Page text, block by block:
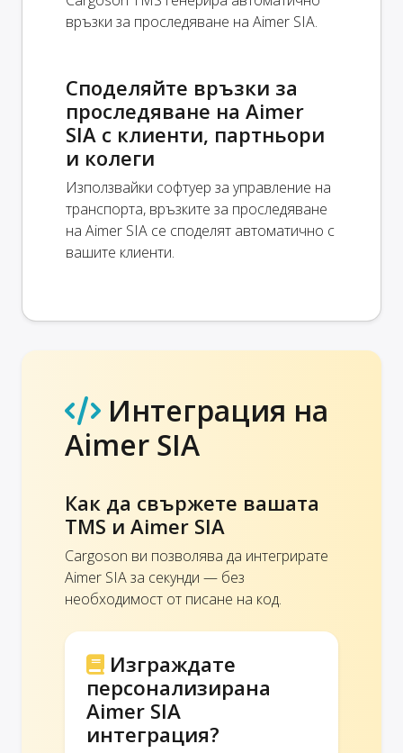
връзки за проследяване на Aimer SIA.
Споделяйте връзки за
проследяване на Aimer
SIA с клиенти, партньори
и колеги
Използвайки софтуер за управление на
транспорта, връзките за проследяване
на Aimer SIA се споделят автоматично с
вашите клиенти.
Интеграция на
Aimer SIA
Как да свържете вашата
TMS и Aimer SIA
Cargoson ви позволява да интегрирате
Aimer SIA за секунди — без
необходимост от писане на код.
Изграждате
персонализирана
Aimer SIA
интеграция?